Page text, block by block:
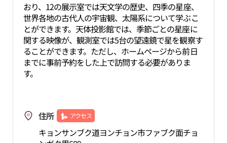
おり、12の展示室では天文学の歴史、四季の星座、
世界各地の古代人の宇宙観、太陽系について学ぶこ
とができます。天体投影館では、季節ごとの星座に
関する映像が、観測室では5台の望遠鏡で星を観察す
ることができます。ただし、ホームページから前日
までに事前予約をした上で訪問する必要がありま
す。
住所 アクセス
キョンサンブク道ヨンチョン市ファブク面チョ